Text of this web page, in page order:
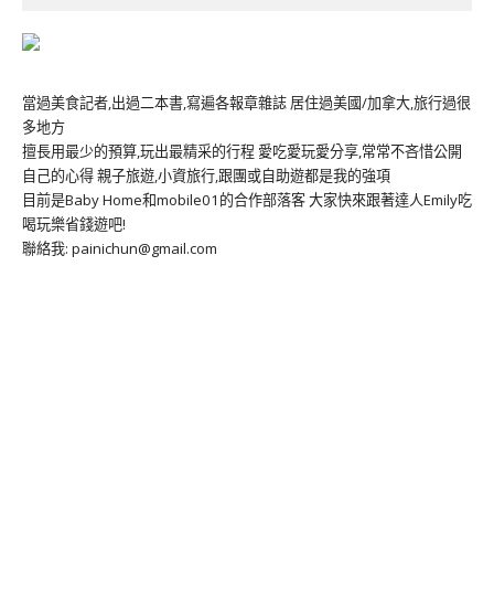
當過美食記者,出過二本書,寫遍各報章雜誌 居住過美國/加拿大,旅行過很
多地方
擅長用最少的預算,玩出最精采的行程 愛吃愛玩愛分享,常常不吝惜公開
自己的心得 親子旅遊,小資旅行,跟團或自助遊都是我的強項
目前是Baby Home和mobile01的合作部落客 大家快來跟著達人Emily吃
喝玩樂省錢遊吧!
聯絡我: painichun@gmail.com